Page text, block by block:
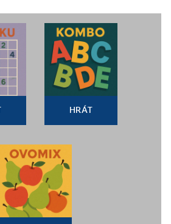
HRÁT